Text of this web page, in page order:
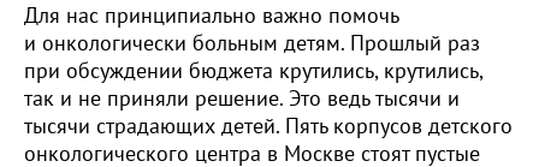
Для нас принципиально важно помочь
и онкологически больным детям. Прошлый раз
при обсуждении бюджета крутились, крутились,
так и не приняли решение. Это ведь тысячи и
тысячи страдающих детей. Пять корпусов детского
онкологического центра в Москве стоят пустые